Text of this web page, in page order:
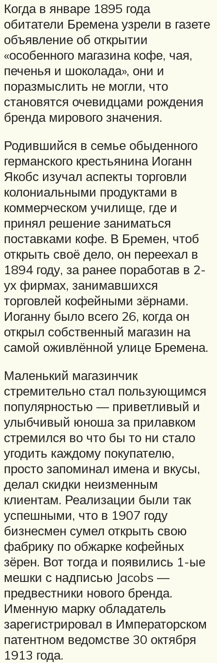
Когда в январе 1895 года
обитатели Бремена узрели в газете
объявление об открытии
«особенного магазина кофе, чая,
печенья и шоколада», они и
поразмыслить не могли, что
становятся очевидцами рождения
бренда мирового значения.
Родившийся в семье обыденного
германского крестьянина Иоганн
Якобс изучал аспекты торговли
колониальными продуктами в
коммерческом училище, где и
принял решение заниматься
поставками кофе. В Бремен, чтоб
открыть своё дело, он переехал в
1894 году, за ранее поработав в 2-
ух фирмах, занимавшихся
торговлей кофейными зёрнами.
Иоганну было всего 26, когда он
открыл собственный магазин на
самой оживлённой улице Бремена.
Маленький магазинчик
стремительно стал пользующимся
популярностью — приветливый и
улыбчивый юноша за прилавком
стремился во что бы то ни стало
угодить каждому покупателю,
просто запоминал имена и вкусы,
делал скидки неизменным
клиентам. Реализации были так
успешными, что в 1907 году
бизнесмен сумел открыть свою
фабрику по обжарке кофейных
зёрен. Вот тогда и появились 1-ые
мешки с надписью Jacobs —
предвестники нового бренда.
Именную марку обладатель
зарегистрировал в Императорском
патентном ведомстве 30 октября
1913 года.